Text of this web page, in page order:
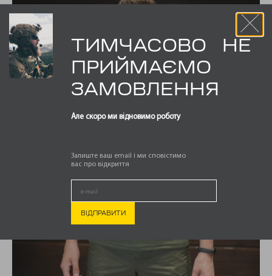
ТИМЧАСОВО НЕ
ПРИЙМАЄМО
ЗАМОВЛЕННЯ
Але скоро ми відновимо роботу
Залиште ваш email і ми сповістимо
вас про відкриття